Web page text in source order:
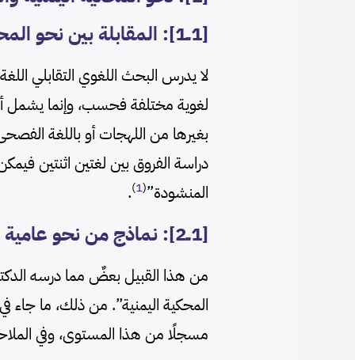
[1ــ1]: المقابلة بين نحو المحكية اليمنية ونحو الفصحى
لا يدرس البحث اللغوي التقابلي
لغوية مختلفة فحسب، وإنما يشمل
بغيرها من اللهجات أو باللغة
دراسة الفروق بين لغتين اثنتين
المنشودة”(
1
)
.
[1ــ2]: نماذج من نحو عامية المتنورين في المحكية اليمنية
من هذا القبيل بعضٌ مما درسه
المحكية اليمنية”. من ذلك، ما جاء
مسجلًا من هذا المستوى، وفي